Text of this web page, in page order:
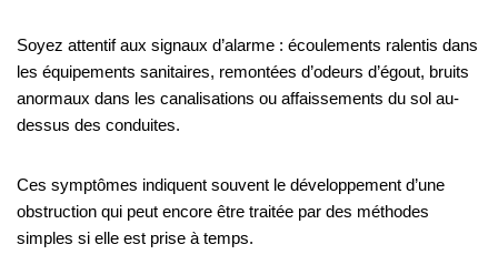
Soyez attentif aux signaux d’alarme : écoulements ralentis dans
les équipements sanitaires, remontées d’odeurs d’égout, bruits
anormaux dans les canalisations ou affaissements du sol au-
dessus des conduites.
Ces symptômes indiquent souvent le développement d’une
obstruction qui peut encore être traitée par des méthodes
simples si elle est prise à temps.